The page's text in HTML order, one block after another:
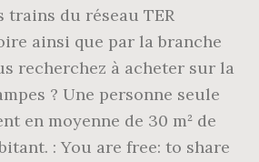
trains du réseau TER
ainsi que par la branche
recherchez à acheter sur la
? Une personne seule
en moyenne de 30 m² de
: You are free: to share